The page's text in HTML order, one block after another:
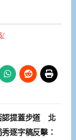
認提蓋步道 北
逐字稿反擊：